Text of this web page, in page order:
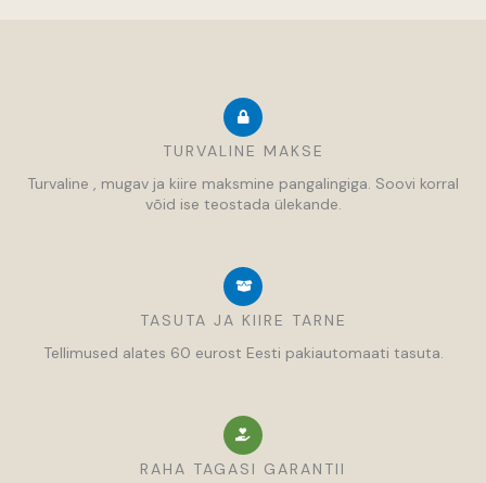
TURVALINE MAKSE
Turvaline , mugav ja kiire maksmine pangalingiga. Soovi korral
võid ise teostada ülekande.
TASUTA JA KIIRE TARNE
Tellimused alates 60 eurost Eesti pakiautomaati tasuta.
RAHA TAGASI GARANTII